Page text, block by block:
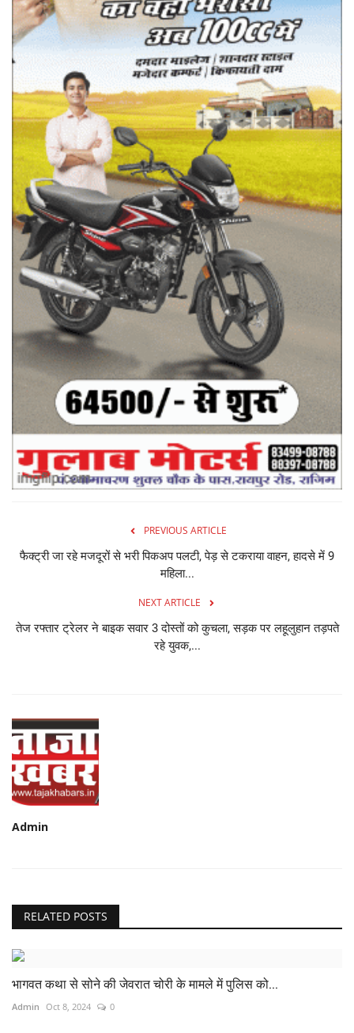
PREVIOUS ARTICLE
फैक्ट्री जा रहे मजदूरों से भरी पिकअप पलटी, पेड़ से टकराया वाहन, हादसे में 9
महिला...
NEXT ARTICLE
तेज रफ्तार ट्रेलर ने बाइक सवार 3 दोस्तों को कुचला, सड़क पर लहूलुहान तड़पते
रहे युवक,...
Admin
RELATED POSTS
भागवत कथा से सोने की जेवरात चोरी के मामले में पुलिस को...
Admin Oct 8, 2024 0